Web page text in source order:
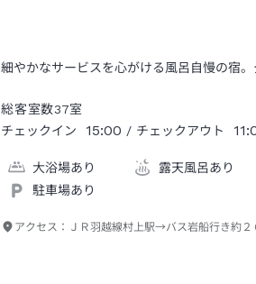
細やかなサービスを心がける風呂自慢の宿
総客室数37室
チェックイン
15:00 / チェックアウト
大浴場あり 露天風呂あり
駐車場あり
アクセス： ＪＲ羽越線村上駅→バス岩船行き約